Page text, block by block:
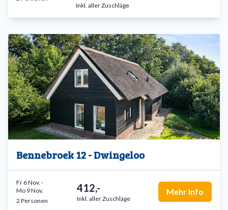
Inkl. aller Zuschläge
Bennebroek 12 - Dwingeloo
412,-
Inkl. aller Zuschläge
Fr 6 Nov. -
Mo 9 Nov.
2 Personen
Mehr Info